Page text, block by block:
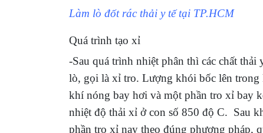
Làm lò đốt rác thải y tế tại TP.HCM
Quá trình tạo xỉ
-Sau quá trình nhiệt phân thì các chất
lò, gọi là xỉ tro. Lượng khói bốc lên trong
khí nóng bay hơi và một phần tro xỉ bay
nhiệt độ thải xỉ ở con số 850 độ C. Sau
phần tro xỉ nay theo đúng phương pháp,